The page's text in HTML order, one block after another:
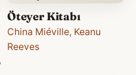
Öteyer Kitabı
China Miéville, Keanu
Reeves